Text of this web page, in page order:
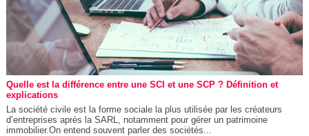
Quelle est la différence entre une SCI et une SCP ? Définition et
explications
La société civile est la forme sociale la plus utilisée par les créateurs
d’entreprises après la SARL, notamment pour gérer un patrimoine
immobilier.On entend souvent parler des sociétés...